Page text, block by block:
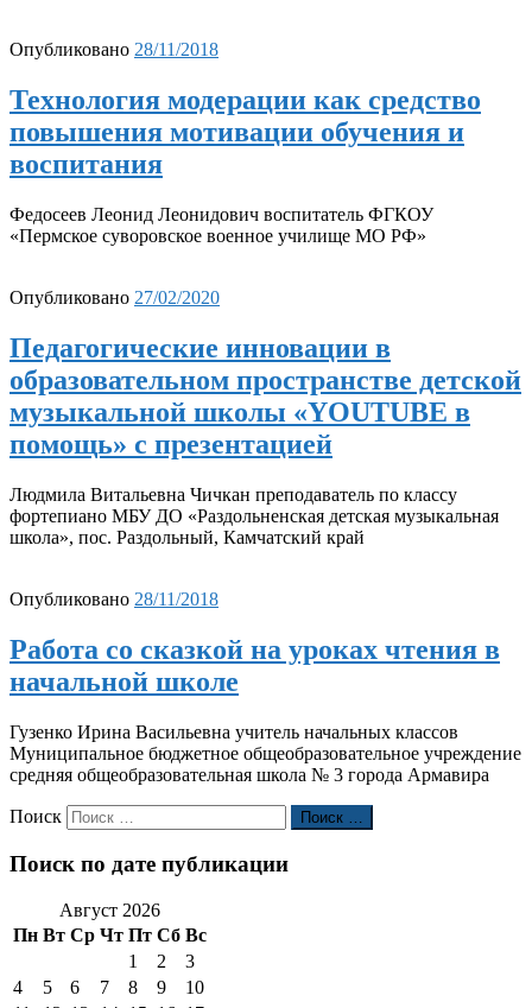
Опубликовано 28/11/2018
Технология модерации как средство
повышения мотивации обучения и
воспитания
Федосеев Леонид Леонидович воспитатель ФГКОУ
«Пермское суворовское военное училище МО РФ»
Опубликовано 27/02/2020
Педагогические инновации в
образовательном пространстве детской
музыкальной школы «YOUTUBE в
помощь» с презентацией
Людмила Витальевна Чичкан преподаватель по классу
фортепиано МБУ ДО «Раздольненская детская музыкальная
школа», пос. Раздольный, Камчатский край
Опубликовано 28/11/2018
Работа со сказкой на уроках чтения в
начальной школе
Гузенко Ирина Васильевна учитель начальных классов
Муниципальное бюджетное общеобразовательное учреждение
средняя общеобразовательная школа № 3 города Армавира
Поиск Поиск …
Поиск по дате публикации
Август 2026
Пн Вт Ср Чт Пт Сб Вс
1
2
3
4
5 6 7 8 9
10